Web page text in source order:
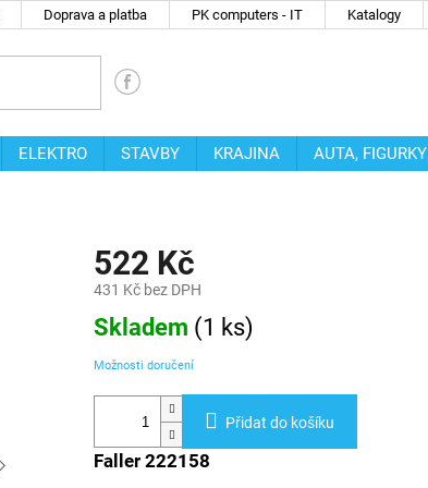
Doprava a platba PK computers - IT Katalogy
ELEKTRO STAVBY KRAJINA AUTA, FIGURKY
522 Kč
431 Kč bez DPH
Měrná
cena:
Skladem (1 ks)
Možnosti doručení
Přidat do košíku
Faller 222158